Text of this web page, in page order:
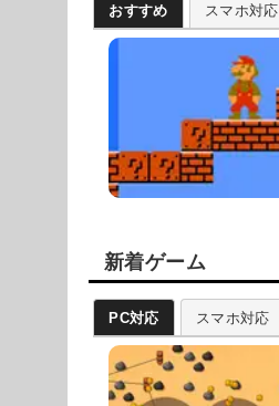
おすすめ スマホ対応
新着ゲーム
PC対応 スマホ対応